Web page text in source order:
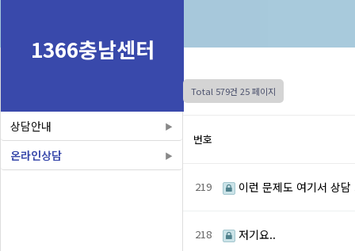
1366충남센터
상담안내
온라인상담
Total 579건 25 페이지
번호
219 이런 문제도 여기서 상
218 저기요..